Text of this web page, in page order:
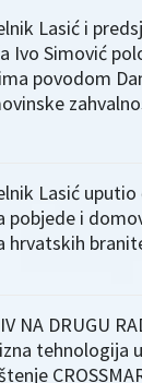
Lasić i
Ivo Simović
povodom
Lasić
pobjede i
hrvatskih
NA DRUGU
tehnologija